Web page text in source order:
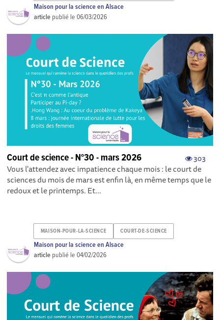
Maison pour la science en Alsace
article publié le06/03/2026
303
Court de science - N°30 - mars 2026
Vous l'attendez avec impatience chaque mois : le court de
sciences du mois de mars est enfin là, en même temps que le
redoux et le printemps. Et...
MAISON-POUR-LA-SCIENCE COURT-DE-SCIENCE
Maison pour la science en Alsace
article publié le04/02/2026